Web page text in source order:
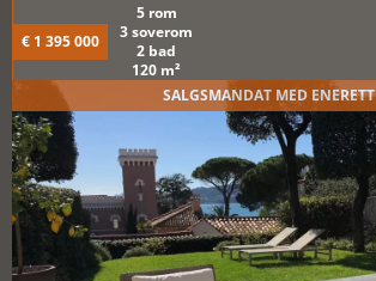
€ 1 395 000
5 rom
3 soverom
2 bad
120 m²
SALGSMANDAT MED ENERETT